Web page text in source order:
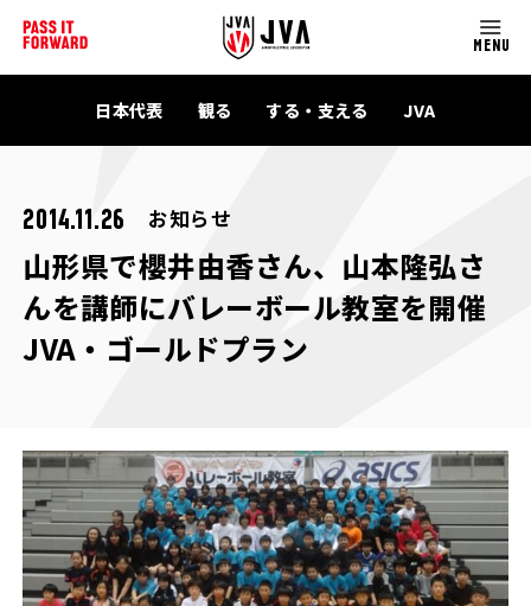
MENU
日本代表 観る する・支える JVA
2014.11.26 お知らせ
山形県で櫻井由香さん、山本隆弘さ
んを講師にバレーボール教室を開催
JVA・ゴールドプラン